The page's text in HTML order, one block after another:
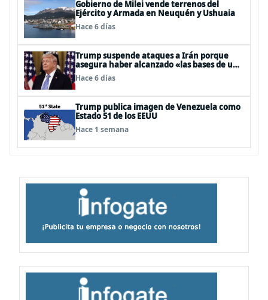
Gobierno de Milei vende terrenos del
Ejército y Armada en Neuquén y Ushuaia
Hace 6 días
Trump suspende ataques a Irán porque
asegura haber alcanzado «las bases de un
acuerdo»
Hace 6 días
Trump publica imagen de Venezuela como
Estado 51 de los EEUU
Hace 1 semana